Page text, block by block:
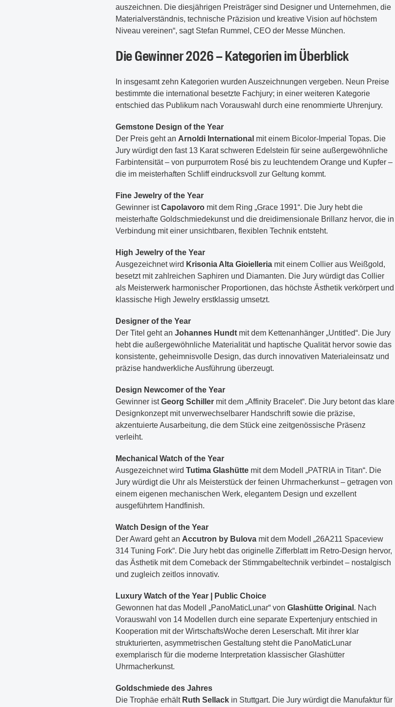
auszeichnen. Die diesjährigen Preisträger sind Designer und Unternehmen, die
Materialverständnis, technische Präzision und kreative Vision auf höchstem
Niveau vereinen“, sagt Stefan Rummel, CEO der Messe München.
Die Gewinner 2026 – Kategorien im Überblick
In insgesamt zehn Kategorien wurden Auszeichnungen vergeben. Neun Preise
bestimmte die international besetzte Fachjury; in einer weiteren Kategorie
entschied das Publikum nach Vorauswahl durch eine renommierte Uhrenjury.
Gemstone Design of the Year
Der Preis geht an Arnoldi International mit einem Bicolor-Imperial Topas. Die
Jury würdigt den fast 13 Karat schweren Edelstein für seine außergewöhnliche
Farbintensität – von purpurrotem Rosé bis zu leuchtendem Orange und Kupfer –
die im meisterhaften Schliff eindrucksvoll zur Geltung kommt.
Fine Jewelry of the Year
Gewinner istCapolavoro mit dem Ring „Grace 1991“. Die Jury hebt die
meisterhafte Goldschmiedekunst und die dreidimensionale Brillanz hervor, die in
Verbindung mit einer unsichtbaren, flexiblen Technik entsteht.
High Jewelry of the Year
Ausgezeichnet wird Krisonia Alta Gioielleria mit einem Collier aus Weißgold,
besetzt mit zahlreichen Saphiren und Diamanten. Die Jury würdigt das Collier
als Meisterwerk harmonischer Proportionen, das höchste Ästhetik verkörpert und
klassische High Jewelry erstklassig umsetzt.
Designer of the Year
Der Titel geht an Johannes Hundt mit dem Kettenanhänger „Untitled“. Die Jury
hebt die außergewöhnliche Materialität und haptische Qualität hervor sowie das
konsistente, geheimnisvolle Design, das durch innovativen Materialeinsatz und
präzise handwerkliche Ausführung überzeugt.
Design Newcomer of the Year
Gewinner istGeorg Schiller mit dem „Affinity Bracelet“. Die Jury betont das klare
Designkonzept mit unverwechselbarer Handschrift sowie die präzise,
akzentuierte Ausarbeitung, die dem Stück eine zeitgenössische Präsenz
verleiht.
Mechanical Watch of the Year
Ausgezeichnet wird Tutima Glashütte mit dem Modell „PATRIA in Titan“. Die
Jury würdigt die Uhr als Meisterstück der feinen Uhrmacherkunst – getragen von
einem eigenen mechanischen Werk, elegantem Design und exzellent
ausgeführtem Handfinish.
Watch Design of the Year
Der Award geht an Accutron by Bulova mit dem Modell „26A211 Spaceview
314 Tuning Fork“. Die Jury hebt das originelle Zifferblatt im Retro-Design hervor,
das Ästhetik mit dem Comeback der Stimmgabeltechnik verbindet – nostalgisch
und zugleich zeitlos innovativ.
Luxury Watch of the Year | Public Choice
Gewonnen hat das Modell „PanoMaticLunar“ von Glashütte Original . Nach
Vorauswahl von 14 Modellen durch eine separate Expertenjury entschied in
Kooperation mit der WirtschaftsWoche deren Leserschaft. Mit ihrer klar
strukturierten, asymmetrischen Gestaltung steht die PanoMaticLunar
exemplarisch für die moderne Interpretation klassischer Glashütter
Uhrmacherkunst.
Goldschmiede des Jahres
Die Trophäe erhält Ruth Sellack in Stuttgart. Die Jury würdigt die Manufaktur für